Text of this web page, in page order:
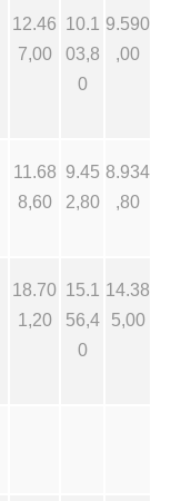
12.46
7,00
10.1
03,8
0
9.590
,00
11.68
8,60
9.45
2,80
8.934
,80
18.70
1,20
15.1
56,4
0
14.38
5,00